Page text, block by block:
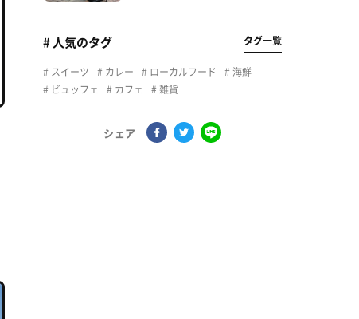
# 人気のタグ タグ一覧
スイーツ カレー ローカルフード
海鮮
ビュッフェ
カフェ 雑貨
シェア